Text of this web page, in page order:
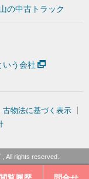
の中古トラック
いう会社
古物法に基づく表示
, All rights reserved.